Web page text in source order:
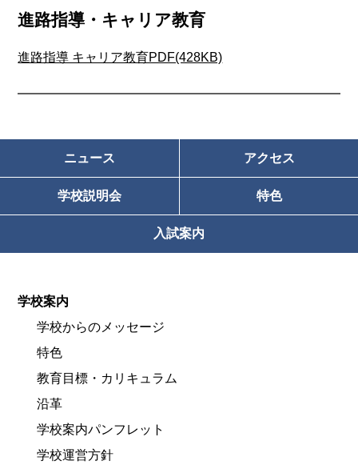
進路指導・キャリア教育
進路指導 キャリア教育PDF(428KB)
ニュース アクセス
学校説明会 特色
入試案内
学校案内
学校からのメッセージ
特色
教育目標・カリキュラム
沿革
学校案内パンフレット
学校運営方針